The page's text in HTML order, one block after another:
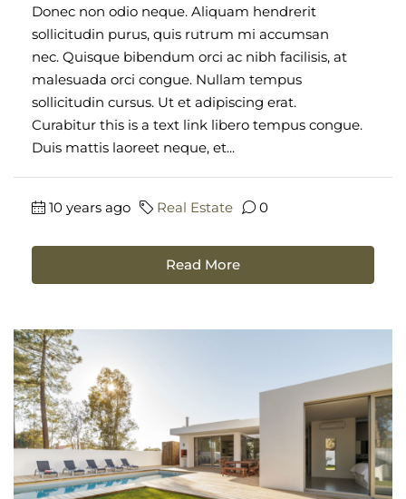
Donec non odio neque. Aliquam hendrerit
sollicitudin purus, quis rutrum mi accumsan
nec. Quisque bibendum orci ac nibh facilisis, at
malesuada orci congue. Nullam tempus
sollicitudin cursus. Ut et adipiscing erat.
Curabitur this is a text link libero tempus congue.
Duis mattis laoreet neque, et...
10 years ago Real Estate 0
Read More